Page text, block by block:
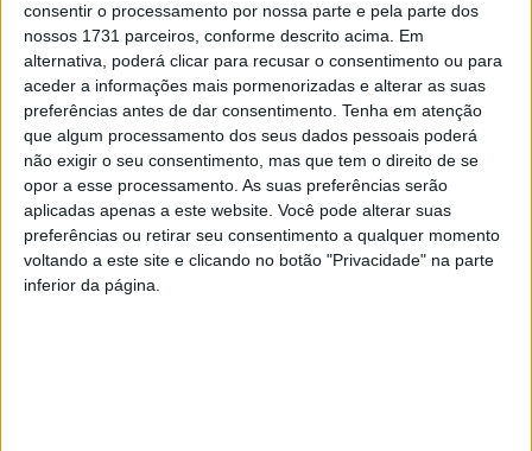
consentir o processamento por nossa parte e pela parte dos
nossos 1731 parceiros, conforme descrito acima. Em
alternativa, poderá clicar para recusar o consentimento ou para
aceder a informações mais pormenorizadas e alterar as suas
preferências antes de dar consentimento. Tenha em atenção
que algum processamento dos seus dados pessoais poderá
não exigir o seu consentimento, mas que tem o direito de se
opor a esse processamento. As suas preferências serão
aplicadas apenas a este website. Você pode alterar suas
preferências ou retirar seu consentimento a qualquer momento
voltando a este site e clicando no botão "Privacidade" na parte
inferior da página.
Esta e outras notícias para ouvir na Estação Diária – 96.8
FM ou em www.968.fm
Pub
TAGS CARDES Taça de Portugal Ténis de Mesa Viseu